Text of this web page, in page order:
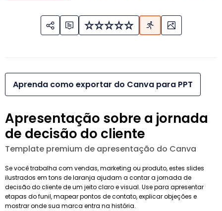
Aprenda como exportar do Canva para PPT
Apresentação sobre a jornada
de decisão do cliente
Template premium de apresentação do Canva
Se você trabalha com vendas, marketing ou produto, estes slides
ilustrados em tons de laranja ajudam a contar a jornada de
decisão do cliente de um jeito claro e visual. Use para apresentar
etapas do funil, mapear pontos de contato, explicar objeções e
mostrar onde sua marca entra na história.